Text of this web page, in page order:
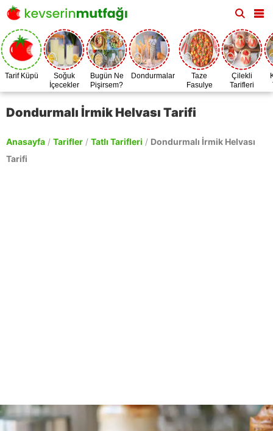
Tarif Küpü
Soğuk
İçecekler
Bugün Ne
Pişirsem?
Dondurmalar
Taze
Fasulye
Zamanı
Çilekli
Tarifleri
Dondurmalı İrmik Helvası Tarifi
Anasayfa / Tarifler / Tatlı Tarifleri / Dondurmalı İrmik Helvası
Tarifi